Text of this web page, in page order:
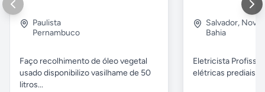
Paulista
Pernambuco
Faço recolhimento de óleo vegetal
usado disponibilizo vasilhame de 50
litros...
Salvador, Nova
Bahia
Eletricista
elétricas prediais e